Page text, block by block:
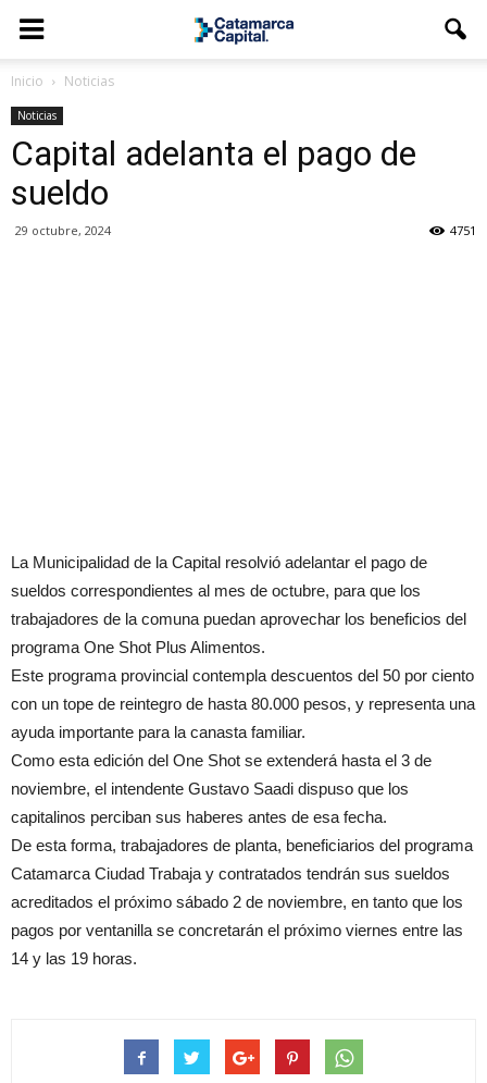
Inicio Noticias
Noticias
Capital adelanta el pago de
sueldo
29 octubre, 2024 4751
La Municipalidad de la Capital resolvió adelantar el pago de
sueldos correspondientes al mes de octubre, para que los
trabajadores de la comuna puedan aprovechar los beneficios del
programa One Shot Plus Alimentos.
Este programa provincial contempla descuentos del 50 por ciento
con un tope de reintegro de hasta 80.000 pesos, y representa una
ayuda importante para la canasta familiar.
Como esta edición del One Shot se extenderá hasta el 3 de
noviembre, el intendente Gustavo Saadi dispuso que los
capitalinos perciban sus haberes antes de esa fecha.
De esta forma, trabajadores de planta, beneficiarios del programa
Catamarca Ciudad Trabaja y contratados tendrán sus sueldos
acreditados el próximo sábado 2 de noviembre, en tanto que los
pagos por ventanilla se concretarán el próximo viernes entre las
14 y las 19 horas.